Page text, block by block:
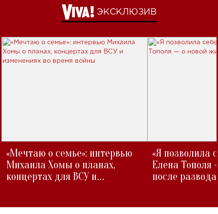
ЭКСКЛЮЗИВ
«Мечтаю о семье»: интервью
Михаила Хомы о планах,
концертах для ВСУ и
«Я позволила
Елена Тополя
после развода